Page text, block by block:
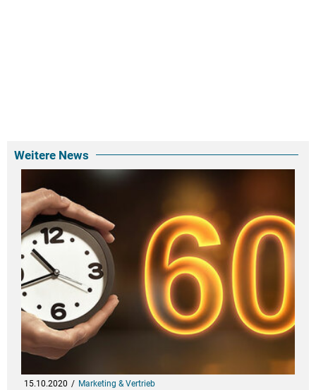
Weitere News
15.10.2020 Marketing & Vertrieb